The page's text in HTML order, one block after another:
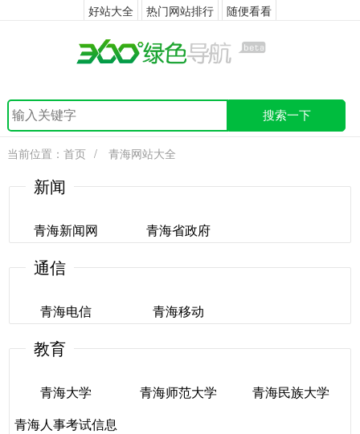
好站大全 热门网站排行 随便看看
搜索一下
当前位置： 首页 / 青海网站大全
新闻
青海新闻网
青海新闻网
青海省政府
青海省政府
通信
青海电信
青海电信
青海移动
青海移动
教育
青海大学
青海大学
青海师范大学
青海民族大学
青海人事考试信息